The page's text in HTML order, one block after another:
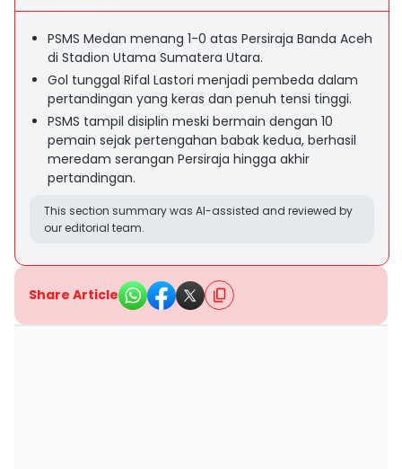
PSMS Medan menang 1-0 atas Persiraja Banda Aceh
di Stadion Utama Sumatera Utara.
Gol tunggal Rifal Lastori menjadi pembeda dalam
pertandingan yang keras dan penuh tensi tinggi.
PSMS tampil disiplin meski bermain dengan 10
pemain sejak pertengahan babak kedua, berhasil
meredam serangan Persiraja hingga akhir
pertandingan.
This section summary was AI-assisted and reviewed by
our editorial team.
Share Article